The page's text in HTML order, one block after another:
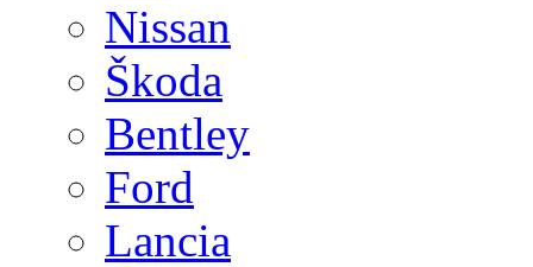
Nissan
Škoda
Bentley
Ford
Lancia